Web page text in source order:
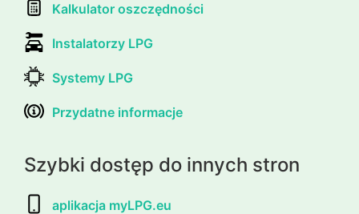
Kalkulator oszczędności
Instalatorzy LPG
Systemy LPG
Przydatne informacje
Szybki dostęp do innych stron
aplikacja myLPG.eu